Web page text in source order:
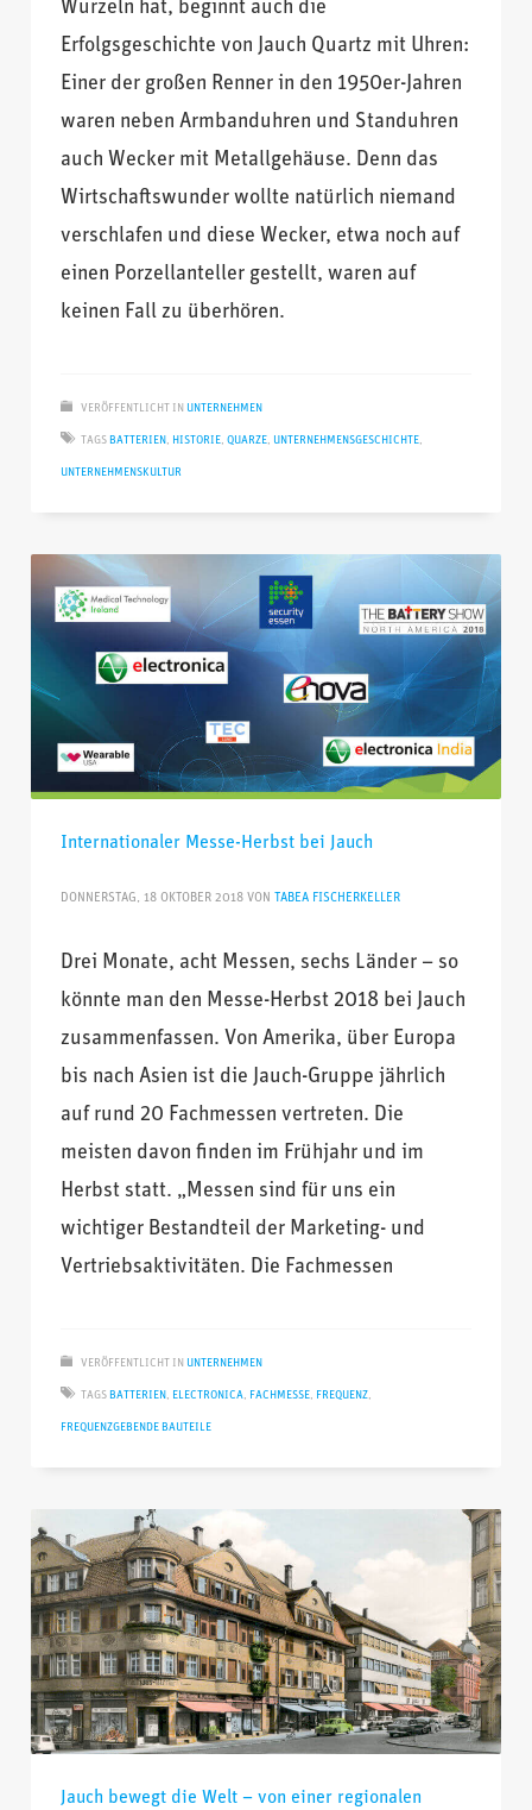
Wurzeln hat, beginnt auch die
Erfolgsgeschichte von Jauch Quartz mit Uhren:
Einer der großen Renner in den 1950er-Jahren
waren neben Armbanduhren und Standuhren
auch Wecker mit Metallgehäuse. Denn das
Wirtschaftswunder wollte natürlich niemand
verschlafen und diese Wecker, etwa noch auf
einen Porzellanteller gestellt, waren auf
keinen Fall zu überhören.
VERÖFFENTLICHT IN UNTERNEHMEN
TAGS BATTERIEN, HISTORIE,QUARZE, UNTERNEHMENSGESCHICHTE,
UNTERNEHMENSKULTUR
Internationaler Messe-Herbst bei Jauch
DONNERSTAG, 18 OKTOBER 2018 VON TABEA FISCHERKELLER
Drei Monate, acht Messen, sechs Länder – so
könnte man den Messe-Herbst 2018 bei Jauch
zusammenfassen. Von Amerika, über Europa
bis nach Asien ist die Jauch-Gruppe jährlich
auf rund 20 Fachmessen vertreten. Die
meisten davon finden im Frühjahr und im
Herbst statt. „Messen sind für uns ein
wichtiger Bestandteil der Marketing- und
Vertriebsaktivitäten. Die Fachmessen
VERÖFFENTLICHT IN UNTERNEHMEN
TAGS BATTERIEN, ELECTRONICA, FACHMESSE, FREQUENZ,
FREQUENZGEBENDE BAUTEILE
Jauch bewegt die Welt – von einer regionalen